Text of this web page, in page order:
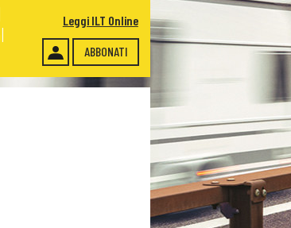
ABBONATI
Leggi ILT Online